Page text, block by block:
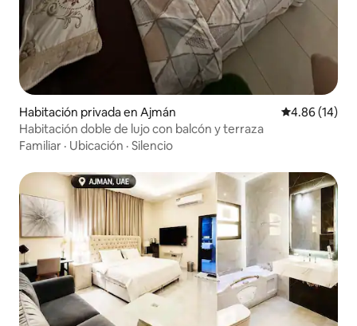
Habitación privada en Ajmán Calificación
4.86 (14)
Habitación doble de lujo con balcón y terraza
Familiar · Ubicación · Silencio